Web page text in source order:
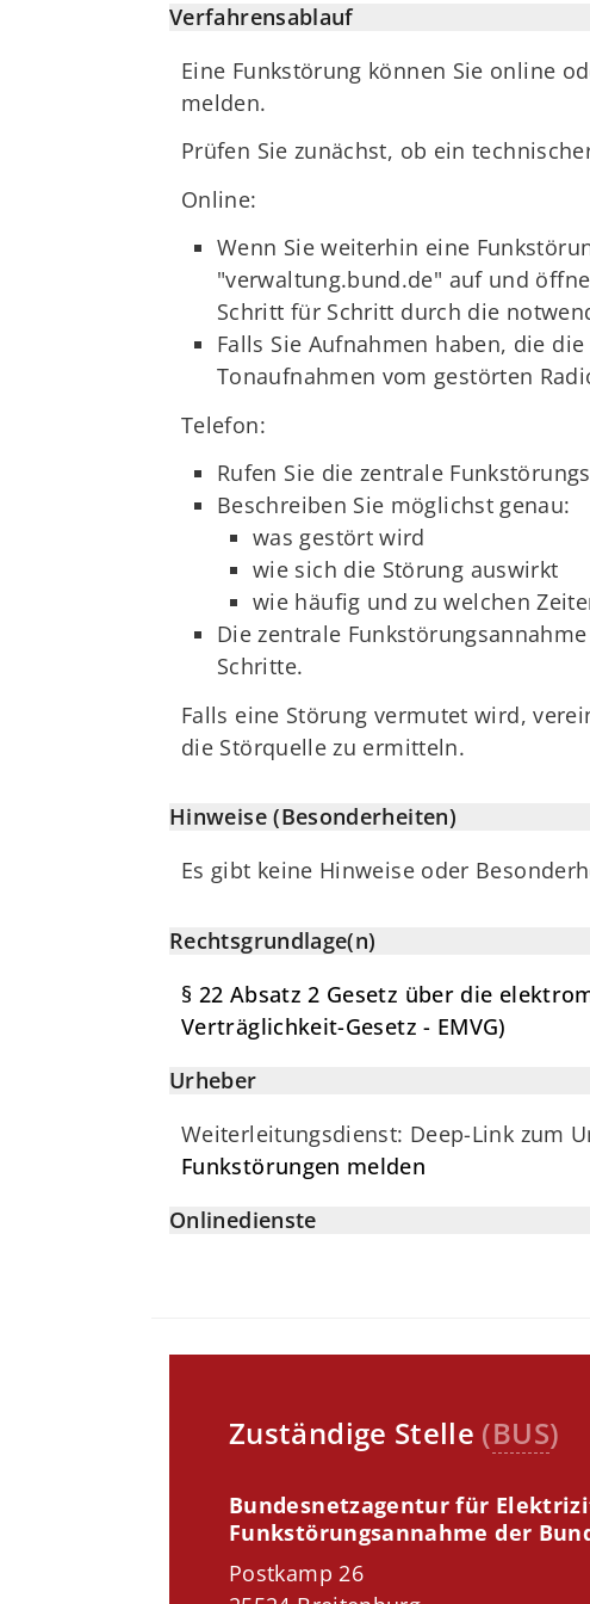
Verfahrensablauf
Eine Funkstörung können Sie online
melden.
Prüfen Sie zunächst, ob ein
Online:
Wenn Sie weiterhin eine
"verwaltung.bund.de" auf und
Schritt für Schritt durch die
Falls Sie Aufnahmen haben, die
Tonaufnahmen vom gestörten
Telefon:
Rufen Sie die zentrale
Beschreiben Sie möglichst genau:
was gestört wird
wie sich die Störung auswirkt
wie häufig und zu welchen
Die zentrale
Schritte.
Falls eine Störung vermutet wird,
die Störquelle zu ermitteln.
Hinweise (Besonderheiten)
Es gibt keine Hinweise oder
Rechtsgrundlage(n)
§ 22 Absatz 2 Gesetz über die
Verträglichkeit-Gesetz - EMVG)
Urheber
Weiterleitungsdienst: Deep-Link zum
Funkstörungen melden
Onlinedienste
Zuständige Stelle (BUS)
Bundesnetzagentur für
Funkstörungsannahme der
Postkamp 26